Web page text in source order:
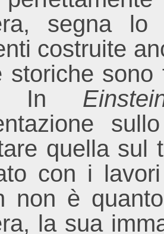
segna
costruite
storiche sono
In
quella sul
con i
non è
la sua